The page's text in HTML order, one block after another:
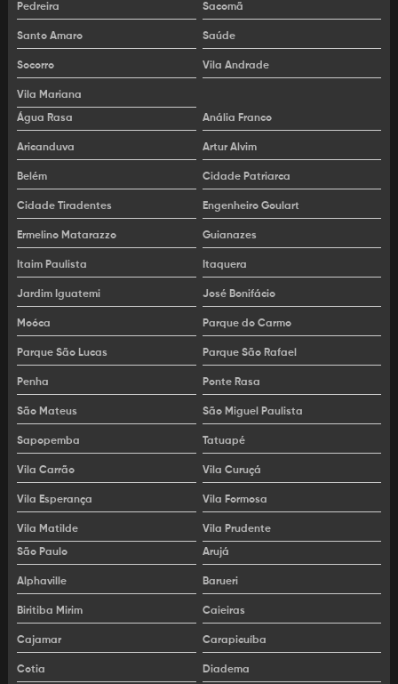
Empilhadeira locação
Empilhadeira para alugar
Empresa de locação de plataforma AWP
Locadora de empilhadeira
Locação de AWP
Locação de empilhadeira
Locação de equipamento para acesso em altura
Locação de MEWP
Locação de plataforma articulada
Locação de plataforma elevatória
Locação de plataforma elevatória articulada
Locação de plataforma elevatória elétrica
Locação de plataforma elevatória para construção
Locação de plataforma elevatória para indústria
Locação de plataforma elevatória para obras
Locação de plataforma elevatória tesoura
Locação de plataforma pantográfica
Pedreira Sacomã
Santo Amaro Saúde
Socorro Vila Andrade
Vila Mariana
Água Rasa Anália Franco
Aricanduva Artur Alvim
Belém Cidade Patriarca
Cidade Tiradentes Engenheiro Goulart
Ermelino Matarazzo Guianazes
Itaim Paulista Itaquera
Jardim Iguatemi José Bonifácio
Moóca Parque do Carmo
Parque São Lucas Parque São Rafael
Penha Ponte Rasa
São Mateus São Miguel Paulista
Sapopemba Tatuapé
Vila Carrão Vila Curuçá
Vila Esperança Vila Formosa
Vila Matilde Vila Prudente
São Paulo Arujá
Alphaville Barueri
Biritiba Mirim Caieiras
Cajamar Carapicuíba
Cotia Diadema